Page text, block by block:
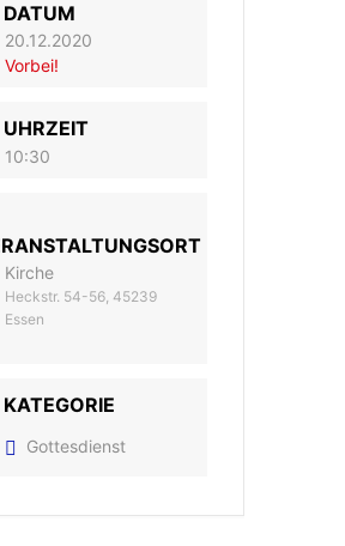
DATUM
20.12.2020
Vorbei!
UHRZEIT
10:30
Kirche
Heckstr. 54-56, 45239
Essen
KATEGORIE
Gottesdienst